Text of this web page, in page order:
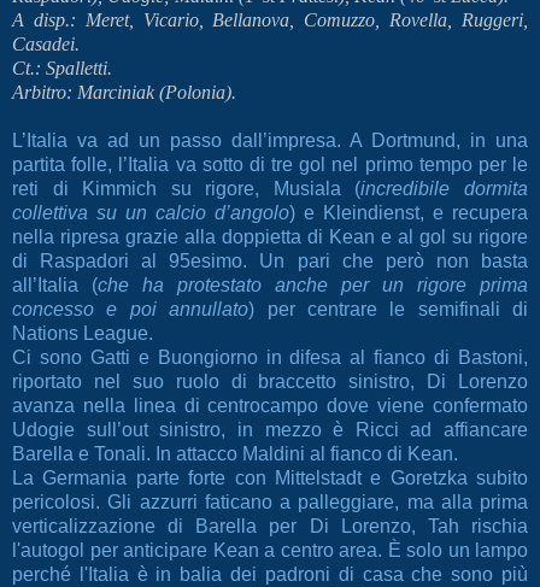
A disp.: Meret, Vicario, Bellanova, Comuzzo, Rovella, Ruggeri,
Casadei.
Ct.: Spalletti.
Arbitro: Marciniak (Polonia).
L’Italia va ad un passo dall’impresa. A Dortmund, in una
partita folle, l’Italia va sotto di tre gol nel primo tempo per le
reti di Kimmich su rigore, Musiala (incredibile dormita
collettiva su un calcio d’angolo) e Kleindienst, e recupera
nella ripresa grazie alla doppietta di Kean e al gol su rigore
di Raspadori al 95esimo. Un pari che però non basta
all’Italia (che ha protestato anche per un rigore prima
concesso e poi annullato) per centrare le semifinali di
Nations League.
Ci sono Gatti e Buongiorno in difesa al fianco di Bastoni,
riportato nel suo ruolo di braccetto sinistro, Di Lorenzo
avanza nella linea di centrocampo dove viene confermato
Udogie sull’out sinistro, in mezzo è Ricci ad affiancare
Barella e Tonali. In attacco Maldini al fianco di Kean.
La Germania parte forte con Mittelstadt e Goretzka subito
pericolosi. Gli azzurri faticano a palleggiare, ma alla prima
verticalizzazione di Barella per Di Lorenzo, Tah rischia
l'autogol per anticipare Kean a centro area. È solo un lampo
perché l'Italia è in balia dei padroni di casa che sono più